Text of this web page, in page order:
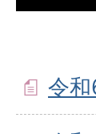
令